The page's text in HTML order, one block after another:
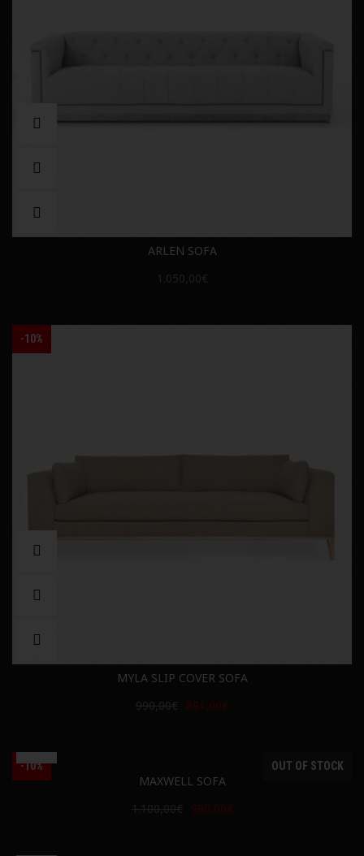
ARLEN SOFA
1.050,00€
-10%
MYLA SLIP COVER SOFA
990,00€ 891,00€
-10% OUT OF STOCK
MAXWELL SOFA
1.100,00€
990,00€